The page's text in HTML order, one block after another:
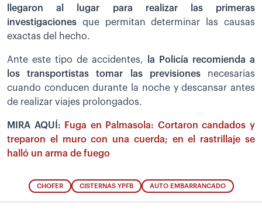
llegaron al lugar para realizar las primeras
investigaciones que permitan determinar las causas
exactas del hecho.
Ante este tipo de accidentes, la Policía recomienda a
los transportistas tomar las previsiones necesarias
cuando conducen durante la noche y descansar antes
de realizar viajes prolongados.
MIRA AQUÍ:
Fuga en Palmasola: Cortaron candados y
treparon el muro con una cuerda; en el rastrillaje se
halló un arma de fuego
CHOFER CISTERNAS YPFB AUTO EMBARRANCADO